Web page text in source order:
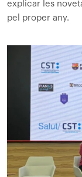
explicar les
pel proper any.